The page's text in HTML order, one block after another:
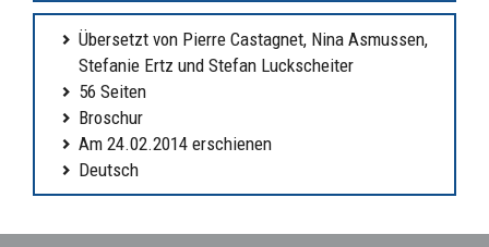
Übersetzt von Pierre Castagnet, Nina Asmussen,
Stefanie Ertz und Stefan Luckscheiter
56 Seiten
Broschur
Am 24.02.2014 erschienen
Deutsch